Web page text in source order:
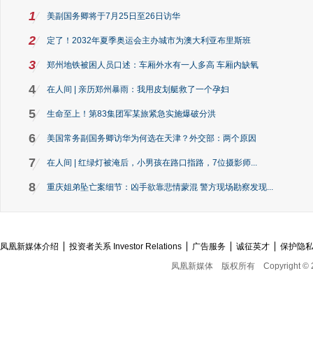
1 美副国务卿将于7月25日至26日访华
2 定了！2032年夏季奥运会主办城市为澳大利亚布里斯班
3 郑州地铁被困人员口述：车厢外水有一人多高 车厢内缺氧
4 在人间 | 亲历郑州暴雨：我用皮划艇救了一个孕妇
5 生命至上！第83集团军某旅紧急实施爆破分洪
6 美国常务副国务卿访华为何选在天津？外交部：两个原因
7 在人间 | 红绿灯被淹后，小男孩在路口指路，7位摄影师...
8 重庆姐弟坠亡案细节：凶手欲靠悲情蒙混 警方现场勘察发现...
凤凰新媒体介绍 投资者关系 Investor Relations 广告服务 诚征英才
保护隐
凤凰新媒体
版权所有 Copyright ©